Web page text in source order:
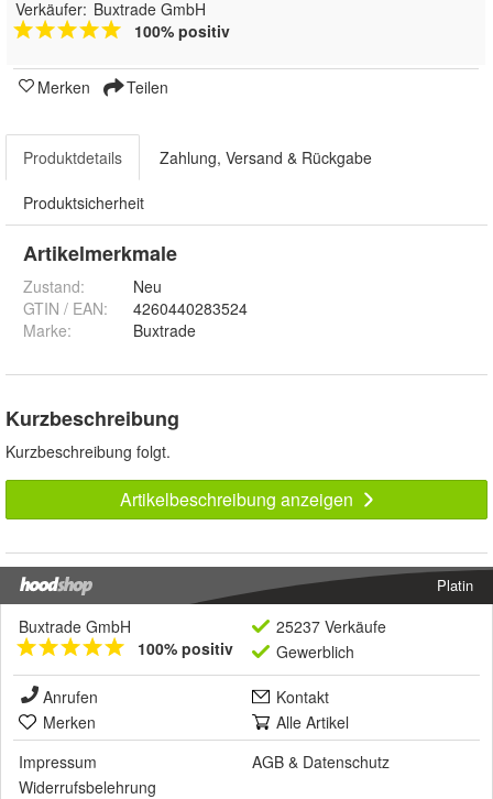
Verkäufer: Buxtrade GmbH
100% positiv
Merken Teilen
Produktdetails Zahlung, Versand & Rückgabe
Produktsicherheit
Artikelmerkmale
Zustand:
Neu
GTIN / EAN:
4260440283524
Marke:
Buxtrade
Kurzbeschreibung
Kurzbeschreibung folgt.
Artikelbeschreibung anzeigen
Platin
Buxtrade GmbH
100% positiv
25237 Verkäufe
Gewerblich
Anrufen
Kontakt
Merken
Alle Artikel
Impressum
AGB & Datenschutz
Widerrufsbelehrung